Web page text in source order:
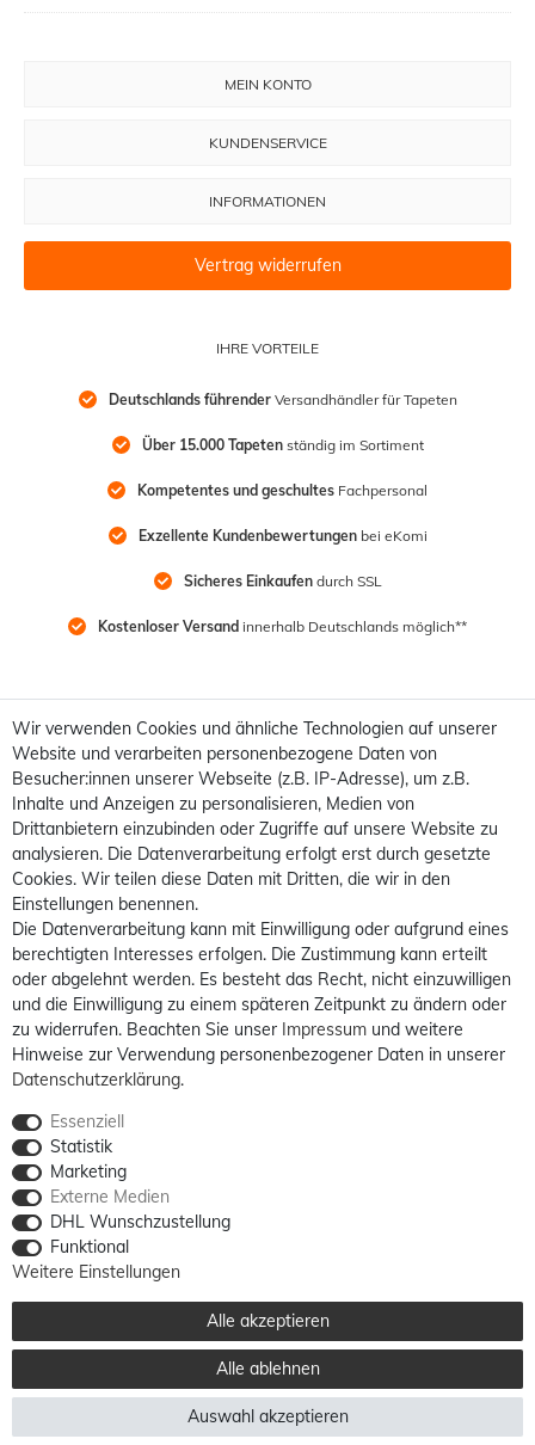
IHRE VORTEILE
Deutschlands führender Versandhändler für Tapeten
Über 15.000 Tapeten ständig im Sortiment
Kompetentes und geschultes Fachpersonal
Exzellente Kundenbewertungen bei eKomi
Sicheres Einkaufen durch SSL
Kostenloser Versand innerhalb Deutschlands möglich**
MEIN KONTO
KUNDENSERVICE
INFORMATIONEN
Vertrag widerrufen
Alle Preise sind inkl. MwSt. / **Kostenloser Versand innerhalb Deutschlands möglich.
Versandkosten in andere Länder finden Siehier
Wir verwenden Cookies und ähnliche Technologien auf unserer
Website und verarbeiten personenbezogene Daten von
Besucher:innen unserer Webseite (z.B. IP-Adresse), um z.B.
Inhalte und Anzeigen zu personalisieren, Medien von
Drittanbietern einzubinden oder Zugriffe auf unsere Website zu
analysieren. Die Datenverarbeitung erfolgt erst durch gesetzte
Cookies. Wir teilen diese Daten mit Dritten, die wir in den
Einstellungen benennen.
Die Datenverarbeitung kann mit Einwilligung oder aufgrund eines
berechtigten Interesses erfolgen. Die Zustimmung kann erteilt
oder abgelehnt werden. Es besteht das Recht, nicht einzuwilligen
und die Einwilligung zu einem späteren Zeitpunkt zu ändern oder
zu widerrufen. Beachten Sie unser Impressum und weitere
Hinweise zur Verwendung personenbezogener Daten in unserer
Daten­schutz­erklärung.
Essenziell
Statistik
Marketing
Externe Medien
DHL Wunschzustellung
Funktional
Weitere Einstellungen
Alle akzeptieren
Alle ablehnen
Auswahl akzeptieren